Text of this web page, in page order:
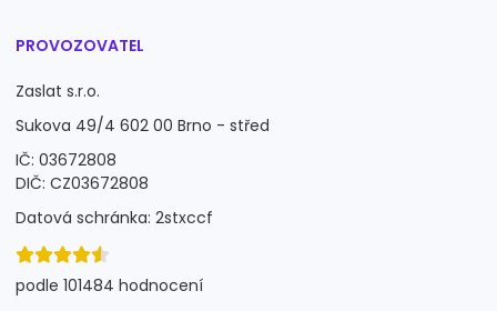
PROVOZOVATEL
Zaslat s.r.o.
Sukova 49/4 602 00 Brno - střed
IČ: 03672808
DIČ: CZ03672808
Datová schránka: 2stxccf
podle 101484 hodnocení